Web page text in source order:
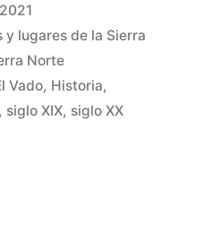
y lugares de la Sierra
Norte
Vado, Historia,
, siglo XIX, siglo XX